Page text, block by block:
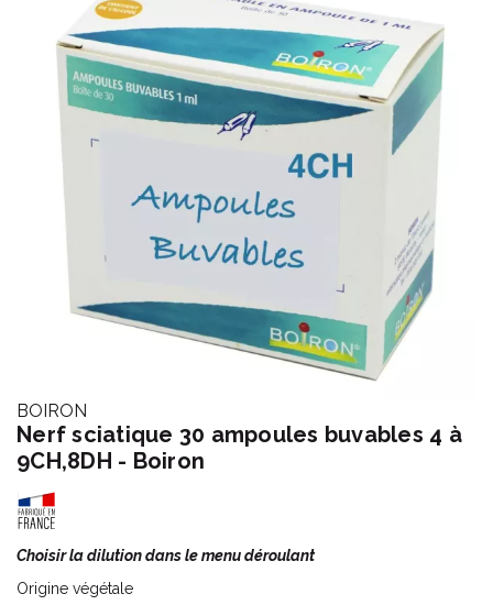
BOIRON
Nerf sciatique 30 ampoules buvables 4 à
9CH,8DH - Boiron
Choisir la dilution dans le menu déroulant
Origine végétale